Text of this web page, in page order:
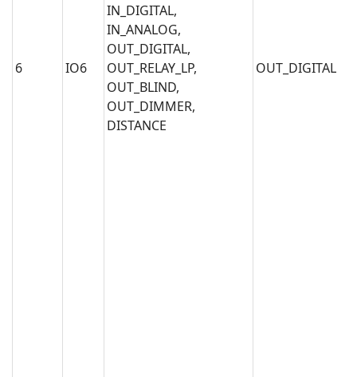
6 IO6
IN_DIGITAL,
IN_ANALOG,
OUT_DIGITAL,
OUT_RELAY_LP,
OUT_BLIND,
OUT_DIMMER,
DISTANCE
OUT_DIGITAL